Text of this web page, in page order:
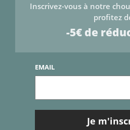
Inscrivez-vous à notre
profitez
-5€ de
EMAIL